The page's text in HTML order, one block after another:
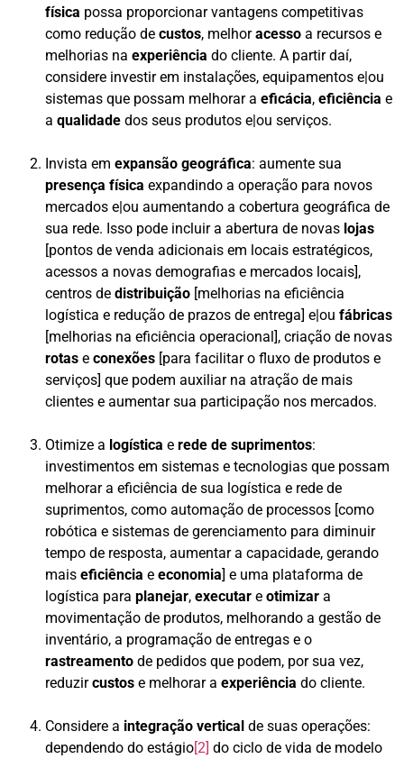
física possa proporcionar vantagens competitivas
como redução de custos, melhoracesso a recursos e
melhorias na experiência do cliente. A partir daí,
considere investir em instalações, equipamentos e|ou
sistemas que possam melhorar a eficácia, eficiência e
a qualidade dos seus produtos e|ou serviços.
Invista em expansão geográfica: aumente sua
presença física expandindo a operação para novos
mercados e|ou aumentando a cobertura geográfica de
sua rede. Isso pode incluir a abertura de novas lojas
[pontos de venda adicionais em locais estratégicos,
acessos a novas demografias e mercados locais],
centros de distribuição [melhorias na eficiência
logística e redução de prazos de entrega] e|ou fábricas
[melhorias na eficiência operacional], criação de novas
rotas e conexões [para facilitar o fluxo de produtos e
serviços] que podem auxiliar na atração de mais
clientes e aumentar sua participação nos mercados.
Otimize a logística e rede de suprimentos:
investimentos em sistemas e tecnologias que possam
melhorar a eficiência de sua logística e rede de
suprimentos, como automação de processos [como
robótica e sistemas de gerenciamento para diminuir
tempo de resposta, aumentar a capacidade, gerando
mais eficiência e economia] e uma plataforma de
logística para planejar, executar e otimizar a
movimentação de produtos, melhorando a gestão de
inventário, a programação de entregas e o
rastreamento de pedidos que podem, por sua vez,
reduzircustos e melhorar a experiência do cliente.
Considere a integração vertical de suas operações:
dependendo do estágio[2] do ciclo de vida de modelo